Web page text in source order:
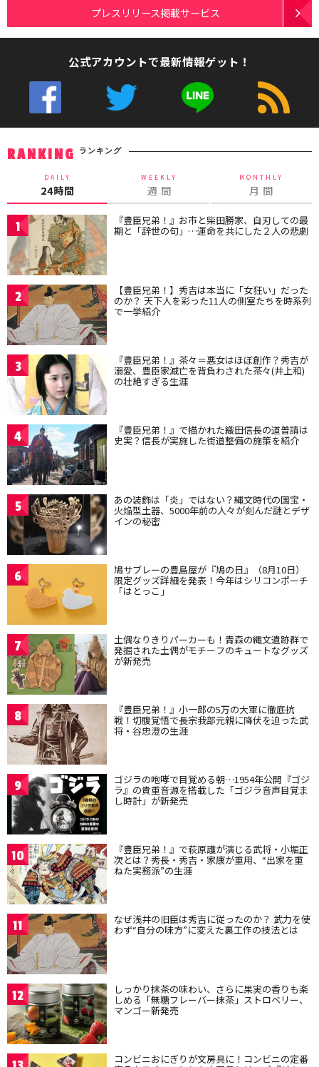
プレスリリース掲載サービス
公式アカウントで最新情報ゲット！
RANKING ランキング
DAILY
24時間
WEEKLY
週 間
MONTHLY
月 間
1 『豊臣兄弟！』お市と柴田勝家、自刃しての最
期と「辞世の句」…運命を共にした２人の悲劇
2 【豊臣兄弟！】秀吉は本当に「女狂い」だった
のか？ 天下人を彩った11人の側室たちを時系列
で一挙紹介
3 『豊臣兄弟！』茶々＝悪女はほぼ創作？秀吉が
溺愛、豊臣家滅亡を背負わされた茶々(井上和)
の壮絶すぎる生涯
4 『豊臣兄弟！』で描かれた織田信長の道普請は
史実？信長が実施した街道整備の施策を紹介
5 あの装飾は「炎」ではない？縄文時代の国宝・
火焔型土器、5000年前の人々が刻んだ謎とデザ
インの秘密
6 鳩サブレーの豊島屋が『鳩の日』（8月10日）
限定グッズ詳細を発表！今年はシリコンポーチ
「はとっこ」
7 土偶なりきりパーカーも！青森の縄文遺跡群で
発掘された土偶がモチーフのキュートなグッズ
が新発売
8 『豊臣兄弟！』小一郎の5万の大軍に徹底抗
戦！切腹覚悟で長宗我部元親に降伏を迫った武
将・谷忠澄の生涯
9 ゴジラの咆哮で目覚める朝…1954年公開『ゴジ
ラ』の貴重音源を搭載した「ゴジラ音声目覚ま
し時計」が新発売
10 『豊臣兄弟！』で萩原護が演じる武将・小堀正
次とは？秀長・秀吉・家康が重用、“出家を重
ねた実務派”の生涯
11 なぜ浅井の旧臣は秀吉に従ったのか？ 武力を使
わず“自分の味方”に変えた裏工作の技法とは
12 しっかり抹茶の味わい、さらに果実の香りも楽
しめる「無糖フレーバー抹茶」ストロベリー、
マンゴー新発売
コンビニおにぎりが文房具に！コンビニの定番